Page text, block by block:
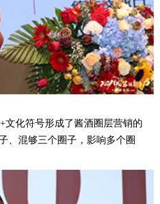
文化符号形成了酱酒圈层营销的
、混够三个圈子，影响多个圈